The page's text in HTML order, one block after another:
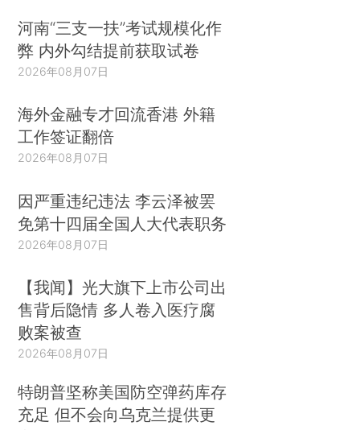
河南“三支一扶”考试规模化作
弊 内外勾结提前获取试卷
2026年08月07日
海外金融专才回流香港 外籍
工作签证翻倍
2026年08月07日
因严重违纪违法 李云泽被罢
免第十四届全国人大代表职务
2026年08月07日
【我闻】光大旗下上市公司出
售背后隐情 多人卷入医疗腐
败案被查
2026年08月07日
特朗普坚称美国防空弹药库存
充足 但不会向乌克兰提供更